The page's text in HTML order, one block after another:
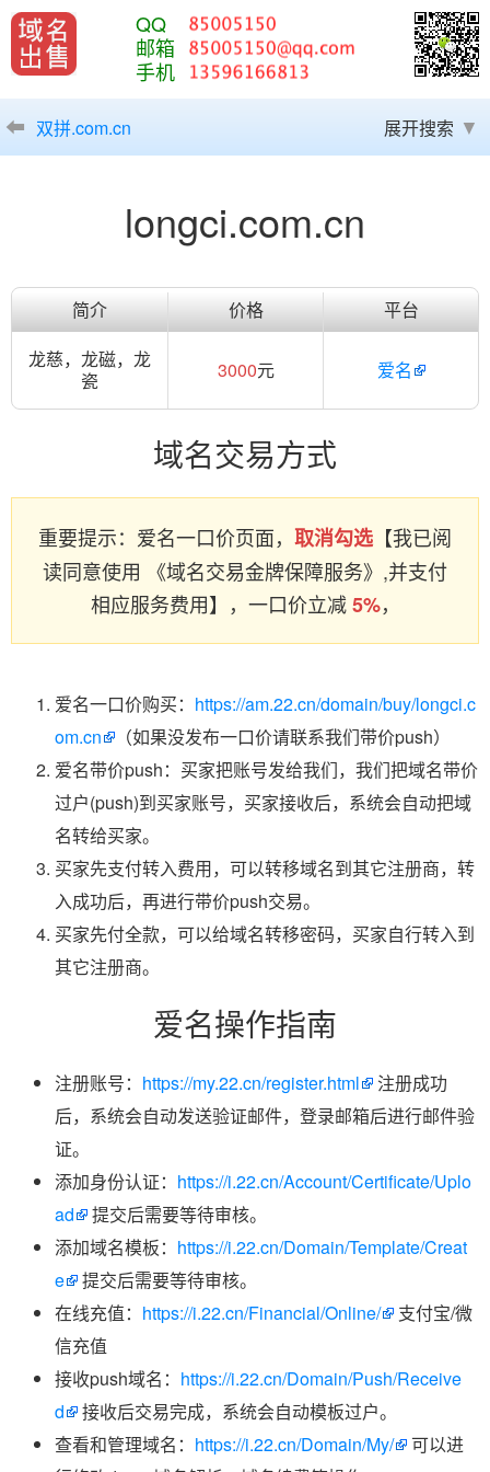
QQ
邮箱
手机
双拼.com.cn 展开搜索
longci.com.cn
简介 价格
平台
龙慈，龙磁，龙
瓷
3000元 爱名
域名交易方式
重要提示：爱名一口价页面， 取消勾选 【我已阅
读同意使用 《域名交易金牌保障服务》,并支付
相应服务费用】，一口价立减5%，
爱名一口价购买： https://am.22.cn/domain/buy/longci.c
om.cn
（如果没发布一口价请联系我们带价push）
爱名带价push：买家把账号发给我们，我们把域名带价
过户(push)到买家账号，买家接收后，系统会自动把域
名转给买家。
买家先支付转入费用，可以转移域名到其它注册商，转
入成功后，再进行带价push交易。
买家先付全款，可以给域名转移密码，买家自行转入到
其它注册商。
爱名操作指南
注册账号： https://my.22.cn/register.html
注册成功
后，系统会自动发送验证邮件，登录邮箱后进行邮件验
证。
添加身份认证： https://i.22.cn/Account/Certificate/Uplo
ad
提交后需要等待审核。
添加域名模板： https://i.22.cn/Domain/Template/Creat
e
提交后需要等待审核。
在线充值： https://i.22.cn/Financial/Online/
支付宝/微
信充值
接收push域名： https://i.22.cn/Domain/Push/Receive
d
接收后交易完成，系统会自动模板过户。
查看和管理域名： https://i.22.cn/Domain/My/
可以进